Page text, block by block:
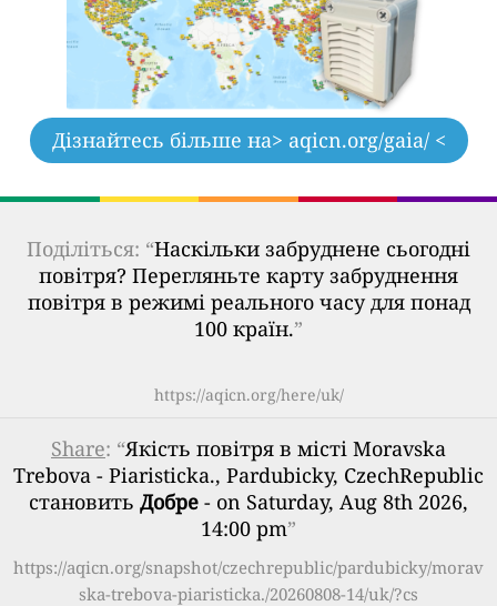
Дізнайтесь більше на> aqicn.org/gaia/ <
Поділіться: “Наскільки забруднене сьогодні
повітря? Перегляньте карту забруднення
повітря в режимі реального часу для понад
100 країн.”
https://aqicn.org/here/uk/
Share: “Якість повітря в місті Moravska
Trebova - Piaristicka., Pardubicky, CzechRepublic
становить Добре - on Saturday, Aug 8th 2026,
14:00 pm”
https://aqicn.org/snapshot/czechrepublic/pardubicky/morav
ska-trebova-piaristicka./20260808-14/uk/?cs